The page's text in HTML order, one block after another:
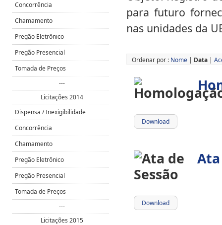
para futuro
nas unidades da
Ordenar por : Nome | Data |
Download
Ata
Download
Concorrência
Chamamento
Pregão Eletrônico
Pregão Presencial
Tomada de Preços
---
Licitações 2014
Dispensa / Inexigibilidade
Concorrência
Chamamento
Pregão Eletrônico
Pregão Presencial
Tomada de Preços
---
Licitações 2015